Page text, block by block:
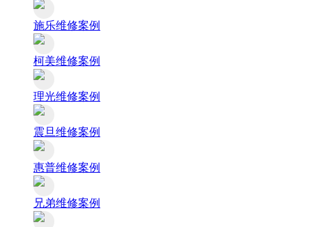
施乐维修案例
柯美维修案例
理光维修案例
震旦维修案例
惠普维修案例
兄弟维修案例